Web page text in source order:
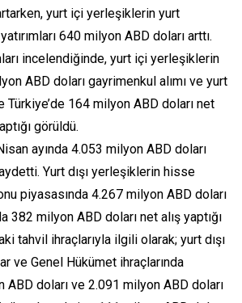
yurt içi yerleşiklerin yurt
640 milyon ABD doları arttı.
incelendiğinde, yurt içi yerleşiklerin
ABD doları gayrimenkul alımı ve yurt
Türkiye’de 164 milyon ABD doları net
görüldü.
ayında 4.053 milyon ABD doları
Yurt dışı yerleşiklerin hisse
piyasasında 4.267 milyon ABD doları
382 milyon ABD doları net alış yaptığı
tahvil ihraçlarıyla ilgili olarak; yurt dışı
ve Genel Hükümet ihraçlarında
ABD doları ve 2.091 milyon ABD doları